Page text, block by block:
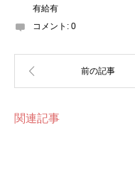
有給有
コメント: 0
関連記事